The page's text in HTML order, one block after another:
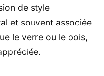
de style
et souvent associée
le verre ou le bois,